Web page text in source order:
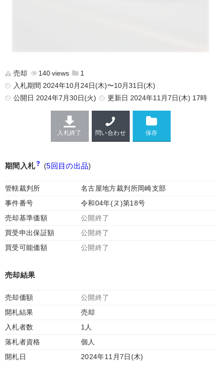
売却 140
1
入札期間 2024年10月24日(木)〜10月31日(木)
公開日 2024年7月30日(火) 更新日 2024年11月7日(木) 17時
入札終了 問い合わせ
期間入札 (5回目の出品)
管轄裁判所
名古屋地方裁判所岡崎支部
事件番号
令和04年(ヌ)第18号
売却基準価額
公開終了
買受申出保証額
公開終了
買受可能価額
公開終了
売却結果
売却価額
公開終了
開札結果
売却
入札者数
1人
落札者資格
個人
開札日
2024年11月7日(木)